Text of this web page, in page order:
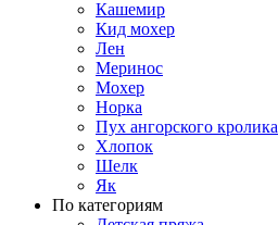
Кашемир
Кид мохер
Лен
Меринос
Мохер
Норка
Пух ангорского кролика
Хлопок
Шелк
Як
По категориям